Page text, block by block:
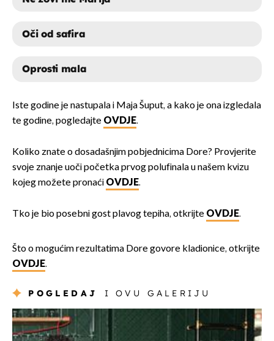
Oči od safira
Oprosti mala
MOJA ŠTIKLA
NE ZOVI ME MARIJA
OČI OD SAFIRA
OPROSTI MALA
Iste godine je nastupala i Maja Šuput, a kako je ona izgledala
te godine, pogledajte OVDJE.
Koliko znate o dosadašnjim pobjednicima Dore? Provjerite
svoje znanje uoči početka prvog polufinala u našem kvizu
kojeg možete pronaći OVDJE.
Tko je bio posebni gost plavog tepiha, otkrijte OVDJE.
Što o mogućim rezultatima Dore govore kladionice, otkrijte
OVDJE.
POGLEDAJ I OVU GALERIJU